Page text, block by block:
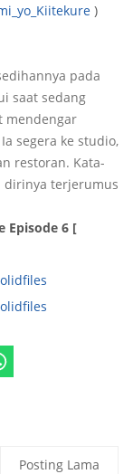
)
pada
saat sedang
mendengar
segera ke studio,
restoran. Kata-
dirinya terjerumus
Episode 6 [
Posting Lama